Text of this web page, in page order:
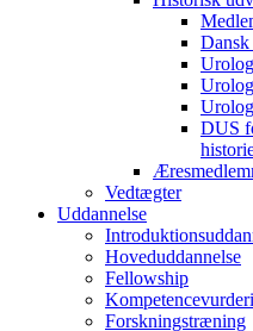
DUS
Vedtægter
Uddannelse
Hoveduddannelse
Fellowship
Forskningstræning